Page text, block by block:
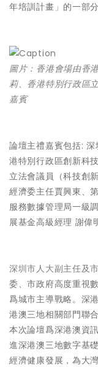
年培訓計畫」的一部分
圖片：香港會場由香
莉、香港特別行政區
嘉賓
論壇主禮嘉賓包括:
港特別行政區創新科
立法會議員（科技創
經濟委主任賈興東、
服務數據管理局一級
展基金高級經理 謝偉
深圳市人大副主任及
委、市政府高度重視
爲城市主導戰略。深
港澳三地相關部門聯
本次論壇爲深港澳資
進深港澳三地數字基
經濟健康發展，為大